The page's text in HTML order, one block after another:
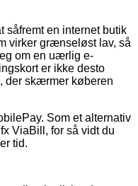
såfremt en internet butik
virker grænseløst lav, så
om en uærlig e-
er ikke desto
der skærmer køberen
Som et alternativ
ViaBill, for så vidt du
tid.